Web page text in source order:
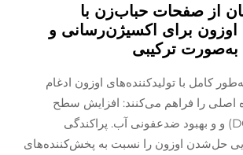
از صفحات حباب‌زن با
اوزون برای اکسیژن‌رسانی و
ترکیبی
کامل با تولیدکننده‌های اوزون ادغام
اصلی را فراهم می‌کنند: افزایش سطح
و و بهبود ضدعفونی آب. پراکندگی
حل‌شدن اوزون را نسبت به پخش‌کننده‌های